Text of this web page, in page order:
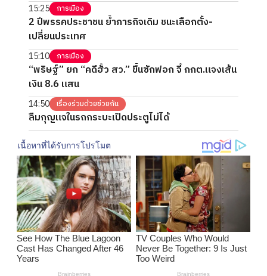
15:25 การเมือง
2 ปีพรรคประชาชน ย้ำภารกิจเดิม ชนะเลือกตั้ง-
เปลี่ยนประเทศ
15:10 การเมือง
“พริษฐ์” ยก “คดีฮั้ว สว.” ขึ้นซักฟอก จี้ กกต.แจงเส้น
เงิน 8.6 แสน
14:50 เรื่องร่วมด้วยช่วยกัน
ลืมกุญแจในรถกระบะเปิดประตูไม่ได้